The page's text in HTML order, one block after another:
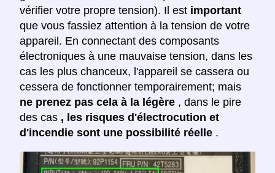
vérifier votre propre tension). Il est important
que vous fassiez attention à la tension de votre
appareil. En connectant des composants
électroniques à une mauvaise tension, dans les
cas les plus chanceux, l'appareil se cassera ou
cessera de fonctionner temporairement; mais
ne prenez pas cela à la légère , dans le pire
des cas , les risques d'électrocution et
d'incendie sont une possibilité réelle .